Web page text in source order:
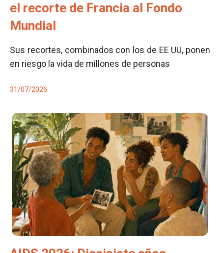
el recorte de Francia al Fondo
Mundial
Sus recortes, combinados con los de EE UU, ponen
en riesgo la vida de millones de personas
31/07/2026